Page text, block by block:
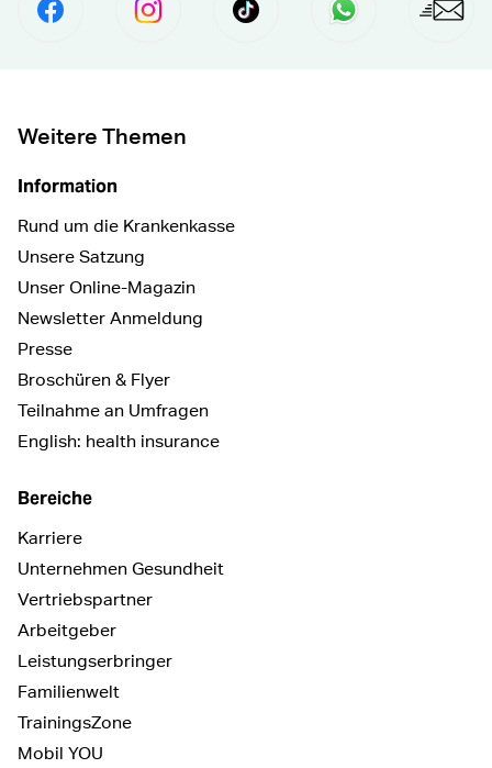
Per Facebook Teilensocial.media.share.instagram.prefix
Senden perPer
Weitere Themen
Information
Rund um die Krankenkasse
Unsere Satzung
Unser Online-Magazin
Newsletter Anmeldung
Presse
Broschüren & Flyer
Teilnahme an Umfragen
English: health insurance
Bereiche
Karriere
Unternehmen Gesundheit
Vertriebspartner
Arbeitgeber
Leistungserbringer
Familienwelt
TrainingsZone
Mobil YOU